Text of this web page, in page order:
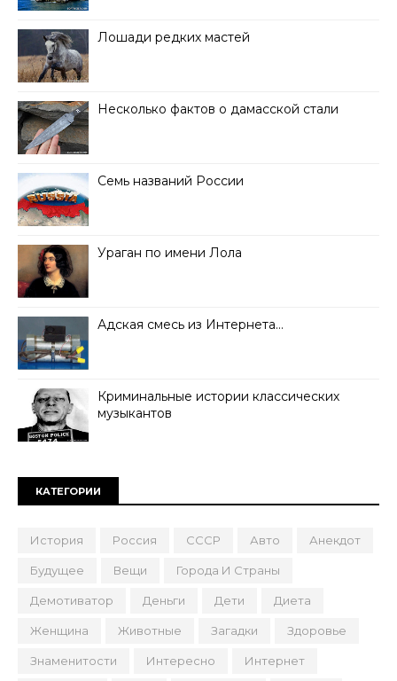
Лошади редких мастей
Несколько фактов о дамасской стали
Семь названий России
Ураган по имени Лола
Адская смесь из Интернета…
Криминальные истории классических
музыкантов
КАТЕГОРИИ
История Россия СССР Авто Анекдот
Будущее Вещи Города И Страны
Демотиватор Деньги Дети Диета
Женщина Животные Загадки Здоровье
Знаменитости Интересно Интернет